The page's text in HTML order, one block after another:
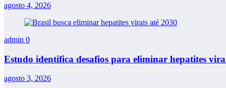
agosto 4, 2026
admin 0
Estudo identifica desafios para eliminar hepatites
agosto 3, 2026